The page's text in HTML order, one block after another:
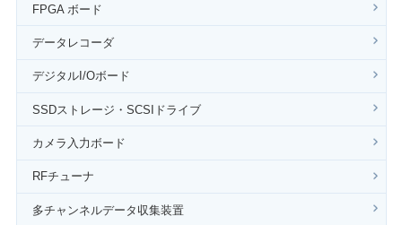
FPGA ボード
データレコーダ
デジタルI/Oボード
SSDストレージ・SCSIドライブ
カメラ入力ボード
RFチューナ
多チャンネルデータ収集装置